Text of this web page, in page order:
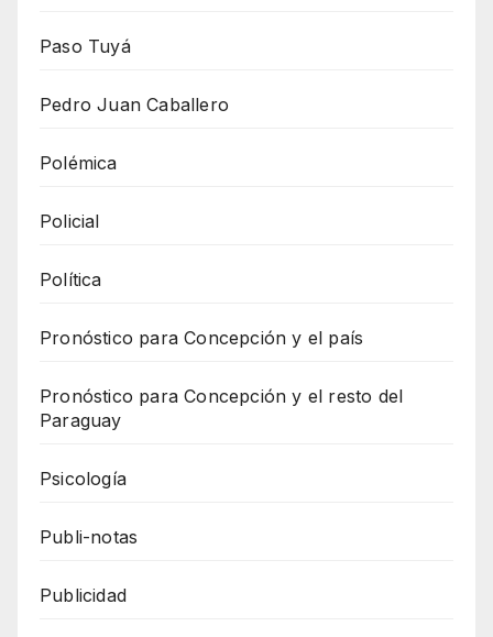
Paso Tuyá
Pedro Juan Caballero
Polémica
Policial
Política
Pronóstico para Concepción y el país
Pronóstico para Concepción y el resto del
Paraguay
Psicología
Publi-notas
Publicidad